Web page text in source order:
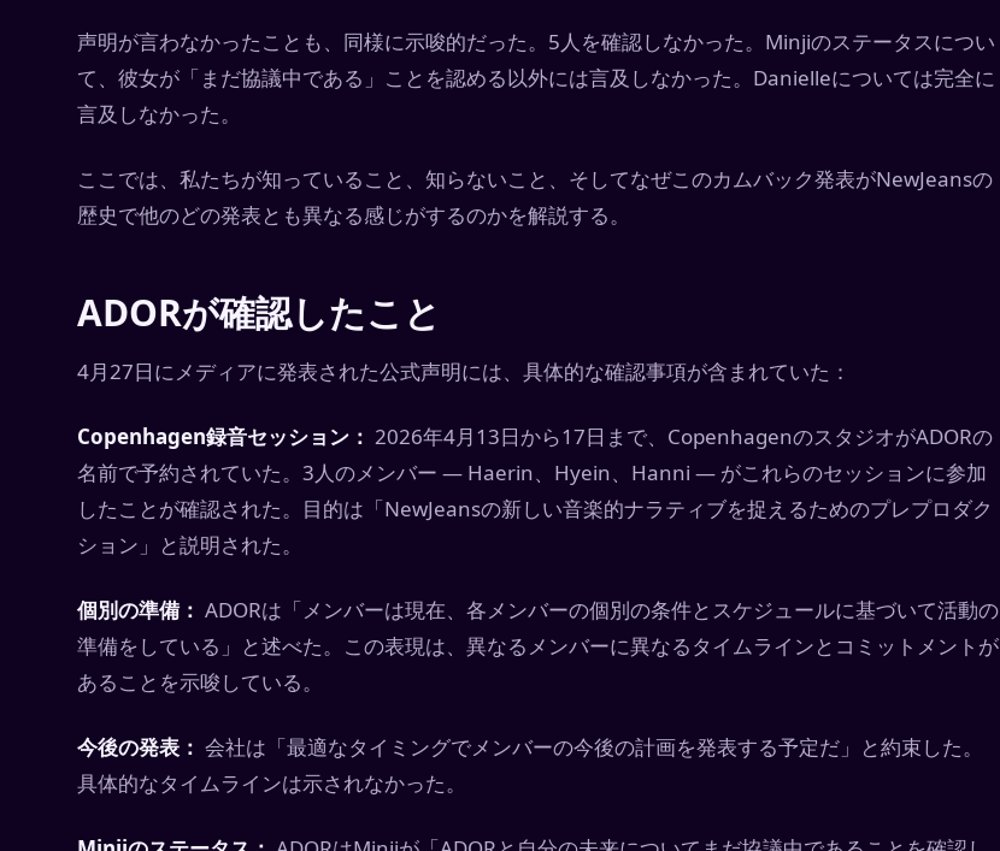
声明が言わなかったことも、同様に示唆的だった。5人を確認しなかった。Minjiのステータスについ
て、彼女が「まだ協議中である」ことを認める以外には言及しなかった。Danielleについては完全に
言及しなかった。
ここでは、私たちが知っていること、知らないこと、そしてなぜこのカムバック発表がNewJeansの
歴史で他のどの発表とも異なる感じがするのかを解説する。
ADORが確認したこと
4月27日にメディアに発表された公式声明には、具体的な確認事項が含まれていた：
Copenhagen録音セッション： 2026年4月13日から17日まで、CopenhagenのスタジオがADORの
名前で予約されていた。3人のメンバー — Haerin、Hyein、Hanni — がこれらのセッションに参加
したことが確認された。目的は「NewJeansの新しい音楽的ナラティブを捉えるためのプレプロダク
ション」と説明された。
個別の準備： ADORは「メンバーは現在、各メンバーの個別の条件とスケジュールに基づいて活動の
準備をしている」と述べた。この表現は、異なるメンバーに異なるタイムラインとコミットメントが
あることを示唆している。
今後の発表： 会社は「最適なタイミングでメンバーの今後の計画を発表する予定だ」と約束した。
具体的なタイムラインは示されなかった。